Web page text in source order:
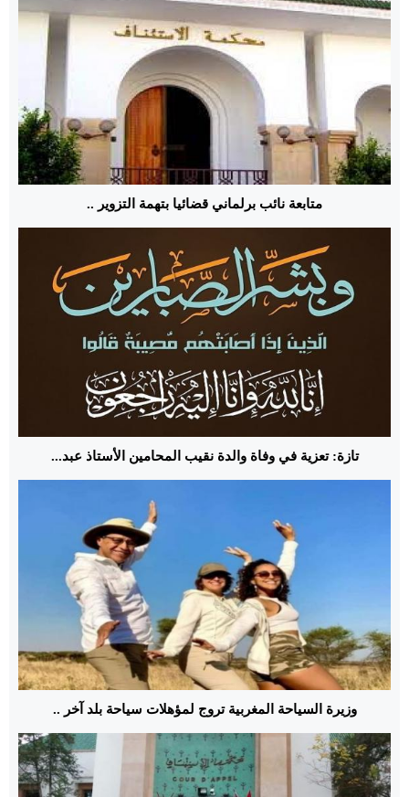
متابعة نائب برلماني قضائيا بتهمة التزوير ..
تازة: تعزية في وفاة والدة نقيب المحامين الأستاذ عبد...
وزيرة السياحة المغربية تروج لمؤهلات سياحة بلد آخر ..